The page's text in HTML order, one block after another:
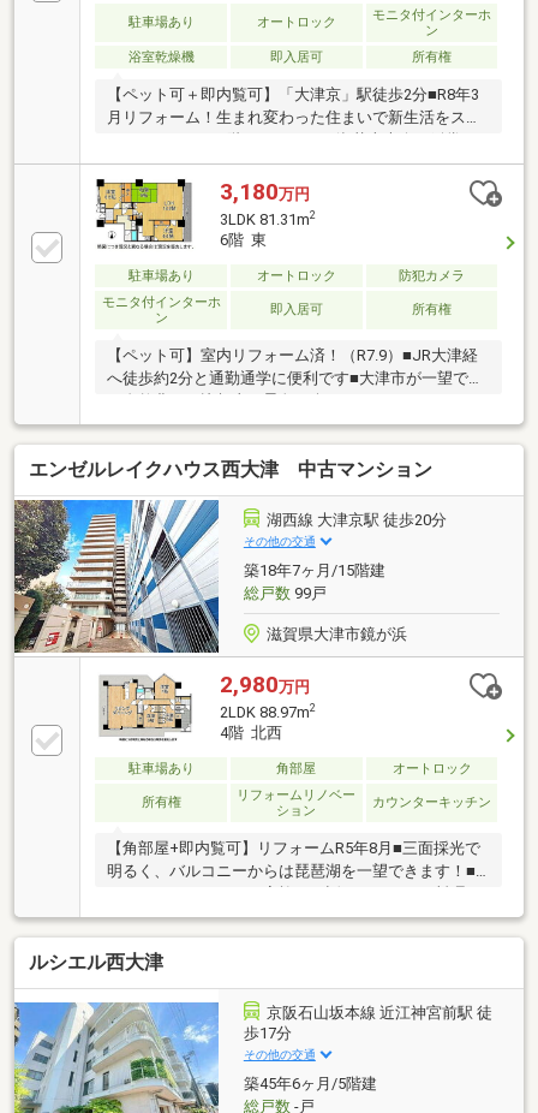
駐車場あり オートロック
モニタ付インターホ
ン
浴室乾燥機
即入居可 所有権
【ペット可＋即内覧可】「大津京」駅徒歩2分■R8年3
月リフォーム！生まれ変わった住まいで新生活をスタ
ートできます■30階のため、びわ湖花火大会が鑑賞で
きます■食洗機付きで家事の負担を減らします
3,180万円
3LDK 81.31m2
6階 東
駐車場あり オートロック
防犯カメラ
モニタ付インターホ
ン
即入居可 所有権
【ペット可】室内リフォーム済！（R7.9）■JR大津経
へ徒歩約2分と通勤通学に便利です■大津市が一望でき
る自然豊かな比叡山の景色を楽しめます■イオンスタ
イル大津京まで徒歩3分の立地です
エンゼルレイクハウス西大津 中古マンション
湖西線 大津京駅 徒歩20分
その他の交通
築18年7ヶ月/15階建
総戸数99戸
滋賀県大津市鏡が浜
2,980万円
2LDK 88.97m2
4階 北西
駐車場あり 角部屋 オートロック
所有権
リフォームリノベー
ション
カウンターキッチン
【角部屋+即内覧可】リフォームR5年8月■三面採光で
明るく、バルコニーからは琵琶湖を一望できます！■
充実した収納でお部屋をすっきり使えますね
ルシエル西大津
京阪石山坂本線 近江神宮前駅 徒
歩17分
その他の交通
築45年6ヶ月/5階建
総戸数-戸